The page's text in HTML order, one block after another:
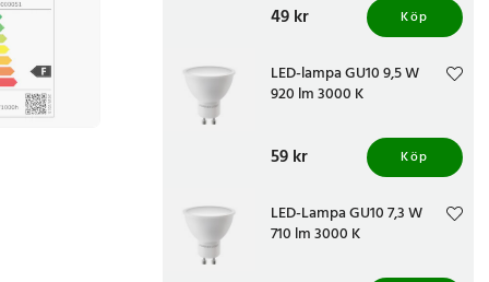
Pris:49 kr
49 kr Köp
LED-lampa GU10 9,5 W
920 lm 3000 K
Pris:59 kr
59 kr Köp
LED-Lampa GU10 7,3 W
710 lm 3000 K